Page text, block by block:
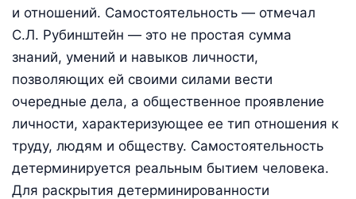
и отношений. Самостоятельность — отмечал
С.Л. Рубинштейн — это не простая сумма
знаний, умений и навыков личности,
позволяющих ей своими силами вести
очередные дела, а общественное проявление
личности, характеризующее ее тип отношения к
труду, людям и обществу. Самостоятельность
детерминируется реальным бытием человека.
Для раскрытия детерминированности